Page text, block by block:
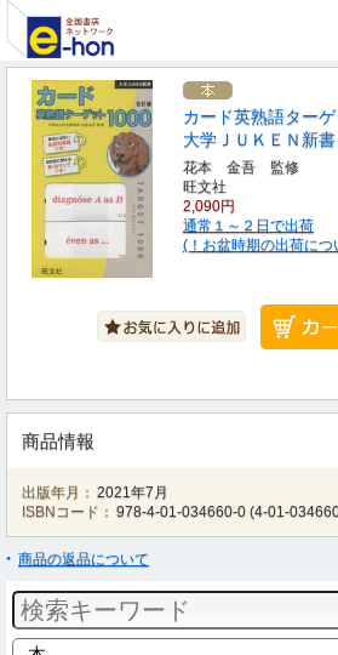
カード英熟語ター
大学ＪＵＫＥＮ新書
花本 金吾 監修
旺文社
2,090円
通常１～２日で出荷
(！お盆時期の出荷につ
商品情報
出版年月： 2021年7月
ISBNコード： 978-4-01-034660-0 (4-01-
商品の返品について